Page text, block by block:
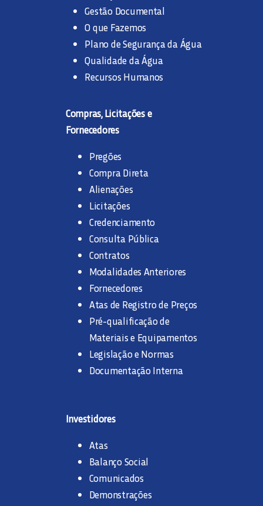
Gestão Documental
O que Fazemos
Plano de Segurança da Água
Qualidade da Água
Recursos Humanos
Compras, Licitações e
Fornecedores
Pregões
Compra Direta
Alienações
Licitações
Credenciamento
Consulta Pública
Contratos
Modalidades Anteriores
Fornecedores
Atas de Registro de Preços
Pré-qualificação de
Materiais e Equipamentos
Legislação e Normas
Documentação Interna
Investidores
Atas
Balanço Social
Comunicados
Demonstrações